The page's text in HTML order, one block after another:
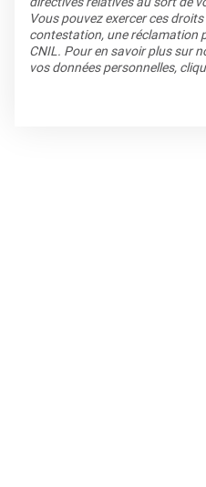
Vous pouvez exercer ces
contestation, une réclamation
CNIL. Pour en savoir plus sur
vos données personnelles,